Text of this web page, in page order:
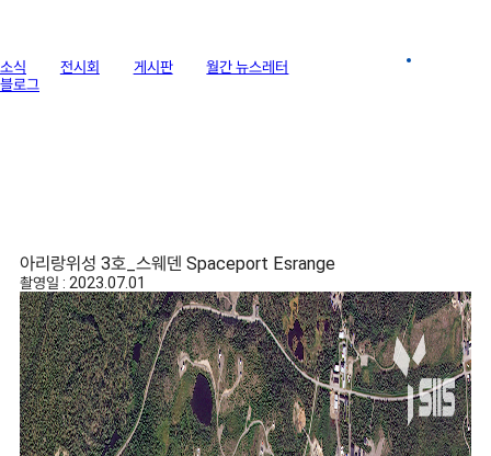
소식 전시회 게시판 월간 뉴스레터
블로그
아리랑위성 3호_스웨덴 Spaceport Esrange
촬영일 : 2023.07.01